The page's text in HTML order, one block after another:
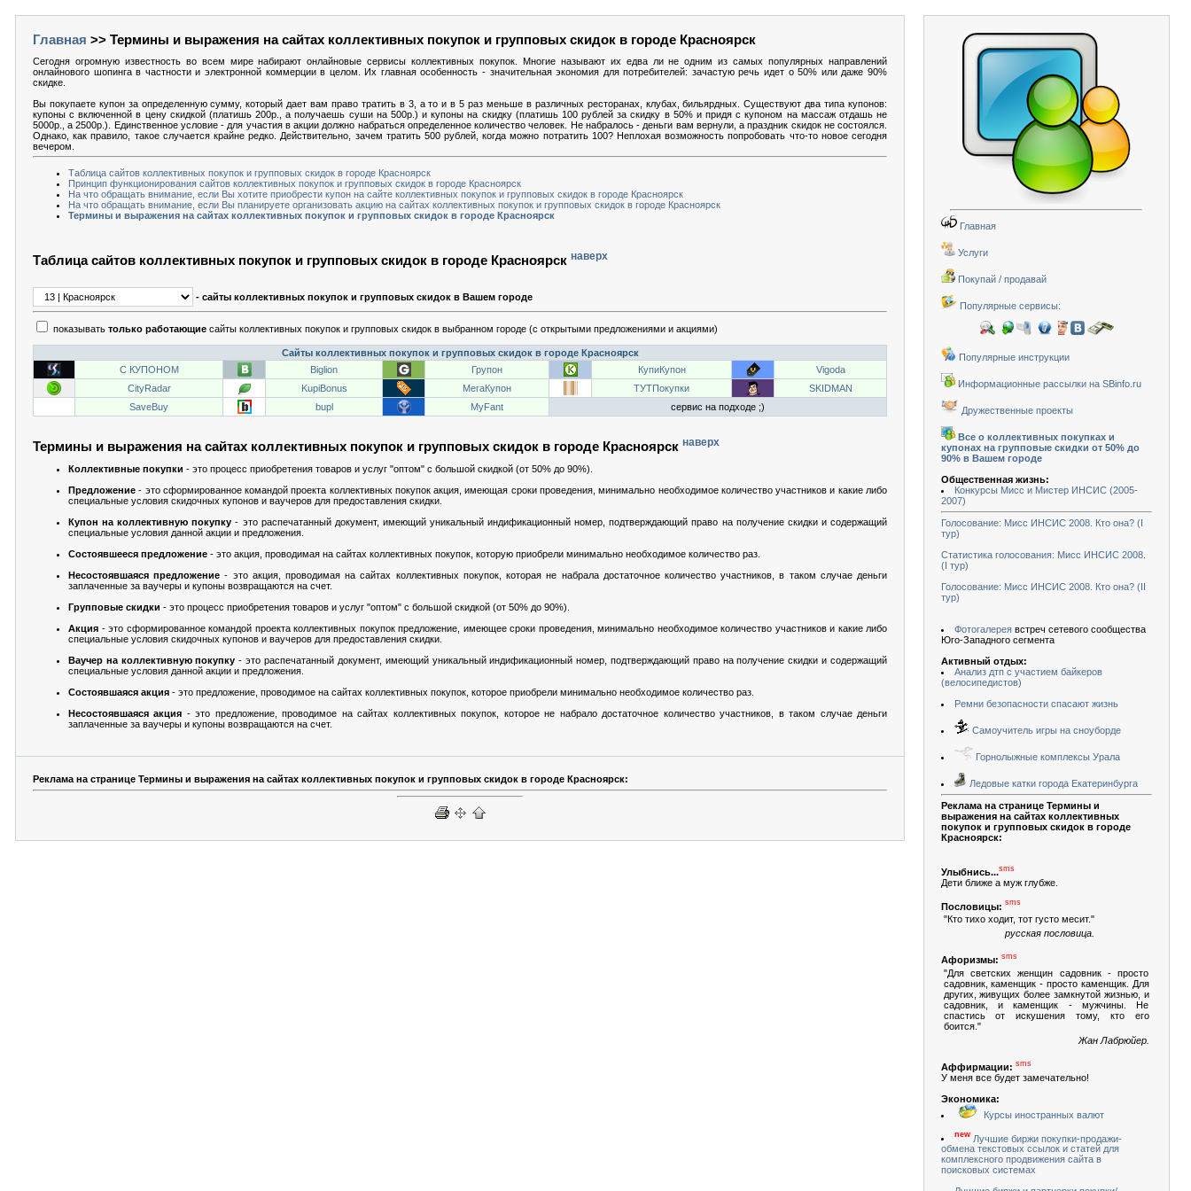
Главная >> Термины и выражения на сайтах коллективных покупок и групповых скидок в городе Красноярск
Сегодня огромную известность во всем мире набирают онлайновые сервисы коллективных покупок. Многие называют их едва ли не одним из самых популярных направлений
онлайнового шопинга в частности и электронной коммерции в целом. Их главная особенность - значительная экономия для потребителей: зачастую речь идет о 50% или даже 90%
скидке.
Вы покупаете купон за определенную сумму, который дает вам право тратить в 3, а то и в 5 раз меньше в различных ресторанах, клубах, бильярдных. Существуют два типа купонов:
купоны с включенной в цену скидкой (платишь 200р., а получаешь суши на 500р.) и купоны на скидку (платишь 100 рублей за скидку в 50% и придя с купоном на массаж отдашь не
5000р., а 2500р.). Единственное условие - для участия в акции должно набраться определенное количество человек. Не набралось - деньги вам вернули, а праздник скидок не состоялся.
Однако, как правило, такое случается крайне редко. Действительно, зачем тратить 500 рублей, когда можно потратить 100? Неплохая возможность попробовать что-то новое сегодня
вечером.
Таблица сайтов коллективных покупок и групповых скидок в городе Красноярск
Принцип функционирования сайтов коллективных покупок и групповых скидок в городе Красноярск
На что обращать внимание, если Вы хотите приобрести купон на сайте коллективных покупок и групповых скидок в городе Красноярск
На что обращать внимание, если Вы планируете организовать акцию на сайтах коллективных покупок и групповых скидок в городе Красноярск
Термины и выражения на сайтах коллективных покупок и групповых скидок в городе Красноярск
Таблица сайтов коллективных покупок и групповых скидок в городе Красноярск наверх
- сайты коллективных покупок и групповых скидок в Вашем городе
показывать только работающие сайты коллективных покупок и групповых скидок в выбранном городе (с открытыми предложениями и акциями)
Сайты коллективных покупок и групповых скидок в городе Красноярск
С КУПОНОМ
Biglion Групон КупиКупон
Vigoda
CityRadar
KupiBonus МегаКупон ТУТПокупки
SKIDMAN
SaveBuy
bupl MyFant сервис на подходе ;)
Термины и выражения на сайтах коллективных покупок и групповых скидок в городе Красноярск наверх
Коллективные покупки - это процесс приобретения товаров и услуг "оптом" с большой скидкой (от 50% до 90%).
Предложение - это сформированное командой проекта коллективных покупок акция, имеющая сроки проведения, минимально необходимое количество участников и какие либо
специальные условия скидочных купонов и ваучеров для предоставления скидки.
Купон на коллективную покупку - это распечатанный документ, имеющий уникальный индификационный номер, подтверждающий право на получение скидки и содержащий
специальные условия данной акции и предложения.
Состоявшееся предложение - это акция, проводимая на сайтах коллективных покупок, которую приобрели минимально необходимое количество раз.
Несостоявшаяся предложение - это акция, проводимая на сайтах коллективных покупок, которая не набрала достаточное количество участников, в таком случае деньги
заплаченные за ваучеры и купоны возвращаются на счет.
Групповые скидки - это процесс приобретения товаров и услуг "оптом" с большой скидкой (от 50% до 90%).
Акция - это сформированное командой проекта коллективных покупок предложение, имеющее сроки проведения, минимально необходимое количество участников и какие либо
специальные условия скидочных купонов и ваучеров для предоставления скидки.
Ваучер на коллективную покупку - это распечатанный документ, имеющий уникальный индификационный номер, подтверждающий право на получение скидки и содержащий
специальные условия данной акции и предложения.
Состоявшаяся акция - это предложение, проводимое на сайтах коллективных покупок, которое приобрели минимально необходимое количество раз.
Несостоявшаяся акция - это предложение, проводимое на сайтах коллективных покупок, которое не набрало достаточное количество участников, в таком случае деньги
заплаченные за ваучеры и купоны возвращаются на счет.
Реклама на странице Термины и выражения на сайтах коллективных покупок и групповых скидок в городе Красноярск:
Главная
Услуги
Покупай / продавай
Популярные сервисы:
Популярные инструкции
Информационные рассылки на SBinfo.ru
Дружественные проекты
Все о коллективных покупках и
купонах на групповые скидки от 50% до
90% в Вашем городе
Общественная жизнь:
Конкурсы Мисс и Мистер ИНСИС (2005-
2007)
Голосование: Мисс ИНСИС 2008. Кто она? (I
тур)
Статистика голосования: Мисс ИНСИС 2008.
(I тур)
Голосование: Мисс ИНСИС 2008. Кто она? (II
тур)
Фотогалереявстреч сетевого сообщества
Юго-Западного сегмента
Активный отдых:
Анализ дтп с участием байкеров
(велосипедистов)
Ремни безопасности спасают жизнь
Самоучитель игры на сноуборде
Горнолыжные комплексы Урала
Ледовые катки города Екатеринбурга
Реклама на странице Термины и
выражения на сайтах коллективных
покупок и групповых скидок в городе
Красноярск:
Улыбнись...sms
Дети ближе а муж глубже.
Пословицы: sms
"Кто тихо ходит, тот густо месит."
русская пословица.
Афоризмы: sms
"Для светских женщин садовник - просто
садовник, каменщик - просто каменщик. Для
других, живущих более замкнутой жизнью, и
садовник, и каменщик - мужчины. Не
спастись от искушения тому, кто его
боится."
Жан Лабрюйер.
Аффирмации: sms
У меня все будет замечательно!
Экономика:
Курсы иностранных валют
new Лучшие биржи покупки-продажи-
обмена текстовых ссылок и статей для
комплексного продвижения сайта в
поисковых системах